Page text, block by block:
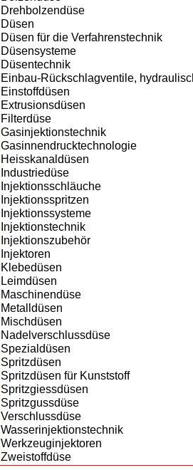
Drehbolzendüse
Düsen
Düsen für die Verfahrenstechnik
Düsensysteme
Düsentechnik
Einbau-Rückschlagventile,
Einstoffdüsen
Extrusionsdüsen
Filterdüse
Gasinjektionstechnik
Gasinnendrucktechnologie
Heisskanaldüsen
Industriedüse
Injektionsschläuche
Injektionsspritzen
Injektionssysteme
Injektionstechnik
Injektionszubehör
Injektoren
Klebedüsen
Leimdüsen
Maschinendüse
Metalldüsen
Mischdüsen
Nadelverschlussdüse
Spezialdüsen
Spritzdüsen
Spritzdüsen für Kunststoff
Spritzgiessdüsen
Spritzgussdüse
Verschlussdüse
Wasserinjektionstechnik
Werkzeuginjektoren
Zweistoffdüse